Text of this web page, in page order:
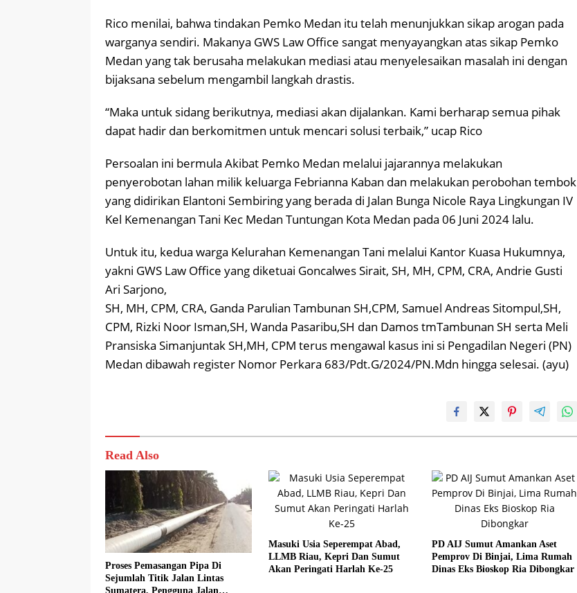
Rico menilai, bahwa tindakan Pemko Medan itu telah menunjukkan sikap arogan pada
warganya sendiri. Makanya GWS Law Office sangat menyayangkan atas sikap Pemko
Medan yang tak berusaha melakukan mediasi atau menyelesaikan masalah ini dengan
bijaksana sebelum mengambil langkah drastis.
“Maka untuk sidang berikutnya, mediasi akan dijalankan. Kami berharap semua pihak
dapat hadir dan berkomitmen untuk mencari solusi terbaik,” ucap Rico
Persoalan ini bermula Akibat Pemko Medan melalui jajarannya melakukan
penyerobotan lahan milik keluarga Febrianna Kaban dan melakukan perobohan tembok
yang didirikan Elantoni Sembiring yang berada di Jalan Bunga Nicole Raya Lingkungan IV
Kel Kemenangan Tani Kec Medan Tuntungan Kota Medan pada 06 Juni 2024 lalu.
Untuk itu, kedua warga Kelurahan Kemenangan Tani melalui Kantor Kuasa Hukumnya,
yakni GWS Law Office yang diketuai Goncalwes Sirait, SH, MH, CPM, CRA, Andrie Gusti
Ari Sarjono,
SH, MH, CPM, CRA, Ganda Parulian Tambunan SH,CPM, Samuel Andreas Sitompul,SH,
CPM, Rizki Noor Isman,SH, Wanda Pasaribu,SH dan Damos tmTambunan SH serta Meli
Pransiska Simanjuntak SH,MH, CPM terus mengawal kasus ini si Pengadilan Negeri (PN)
Medan dibawah register Nomor Perkara 683/Pdt.G/2024/PN.Mdn hingga selesai. (ayu)
Read Also
Proses Pemasangan Pipa Di
Sejumlah Titik Jalan Lintas
Sumatera, Pengguna Jalan
Masuki Usia Seperempat Abad,
LLMB Riau, Kepri Dan Sumut
Akan Peringati Harlah Ke-25
PD AIJ Sumut Amankan Aset
Pemprov Di Binjai, Lima Rumah
Dinas Eks Bioskop Ria Dibongkar